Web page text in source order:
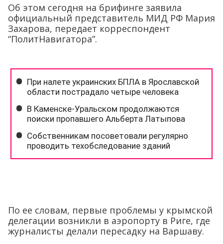
Об этом сегодня на брифинге заявила
официальный представитель МИД РФ Мария
Захарова, передает корреспондент
“ПолитНавигатора”.
По ее словам, первые проблемы у крымской
делегации возникли в аэропорту в Риге, где
журналисты делали пересадку на Варшаву.